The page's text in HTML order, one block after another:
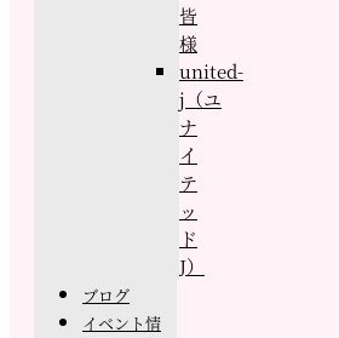
皆
様
united-
j（ユ
ナ
イ
テ
ッ
ド
J）
ブログ
イベント情